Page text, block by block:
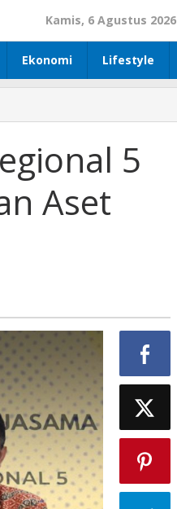
Kamis, 6 Agustus 2026
Ekonomi Lifestyle
5
Aset